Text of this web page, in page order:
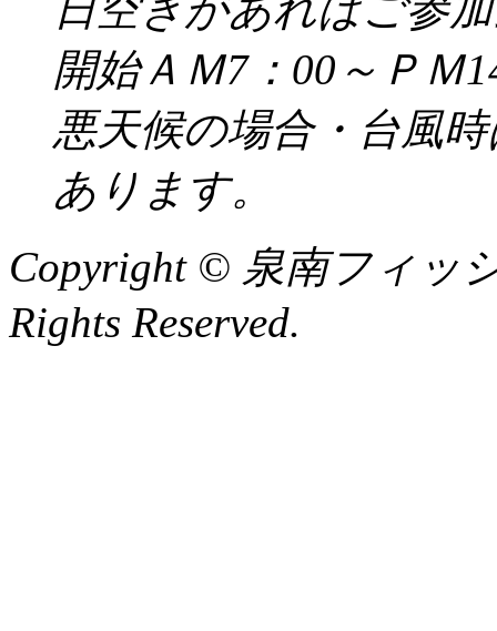
開始ＡＭ7：00～ＰＭ
悪天候の場合・台風
あります。
Copyright © 泉南フィッ
Rights Reserved.